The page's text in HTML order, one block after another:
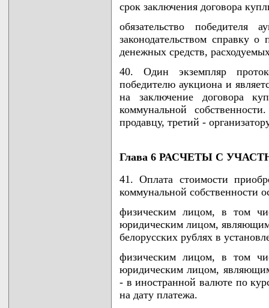
срок заключения договора
обязательство победителя
законодательством справку
денежных средств,
40. Один экземпляр
победителю аукциона и
на заключение договора
коммунальной
продавцу, третий -
Глава 6 РАСЧЕТЫ С
41. Оплата стоимости
коммунальной собственности
физическим лицом, в том
юридическим лицом,
белорусских рублях в
физическим лицом, в том
юридическим лицом,
- в иностранной валюте по
на дату платежа.